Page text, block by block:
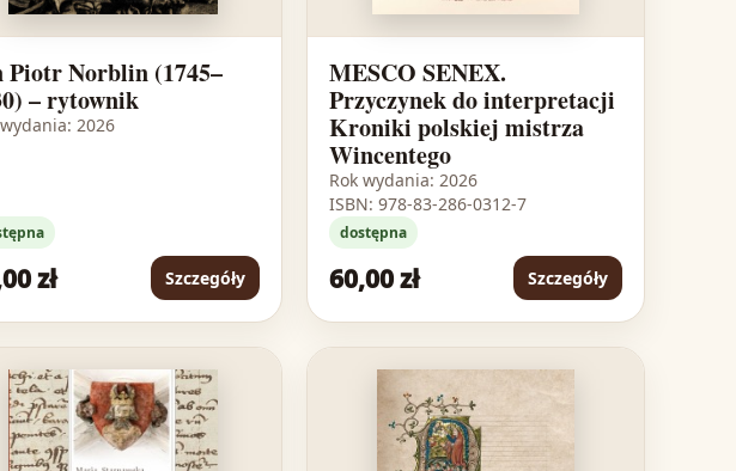
Piotr Norblin (1745–
– rytownik
2026
zł Szczegóły
MESCO SENEX.
Przyczynek do interpretacji
Kroniki polskiej mistrza
Wincentego
Rok wydania: 2026
ISBN: 978-83-286-0312-7
dostępna
60,00 zł Szczegóły